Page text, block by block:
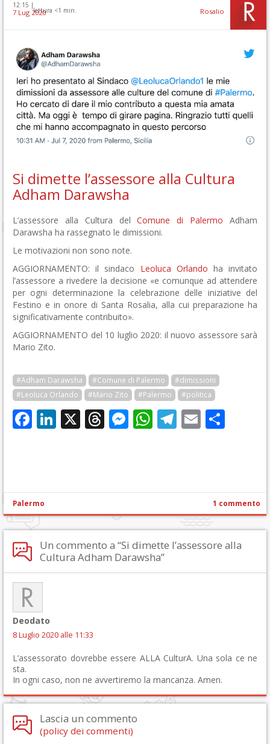
12:15 |
lettura <1 min.
7 Lug 2020 Rosalio
Si dimette l’assessore alla Cultura
Adham Darawsha
L’assessore alla Cultura delComune di Palermo Adham
Darawsha ha rassegnato le dimissioni.
Le motivazioni non sono note.
AGGIORNAMENTO: il sindaco Leoluca Orlando ha invitato
l’assessore a rivedere la decisione «e comunque ad attendere
per ogni determinazione la celebrazione delle iniziative del
Festino e in onore di Santa Rosalia, alla cui preparazione ha
significativamente contribuito».
AGGIORNAMENTO del 10 luglio 2020: il nuovo assessore sarà
Mario Zito.
#Adham Darawsha #Comune di Palermo
#dimissioni
#Leoluca Orlando
#Mario Zito #Palermo #politica
Facebook
LinkedIn
X Threads
Messenger
WhatsApp
Telegram
Email
Palermo 1 commento
Un commento a “Si dimette l’assessore alla
Cultura Adham Darawsha”
Deodato
8 Luglio 2020 alle 11:33
L’assessorato dovrebbe essere ALLA CulturA. Una sola ce ne
sta.
In ogni caso, non ne avvertiremo la mancanza. Amen.
Lascia un commento
(policy dei commenti)